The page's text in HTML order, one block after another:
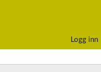
Logg inn